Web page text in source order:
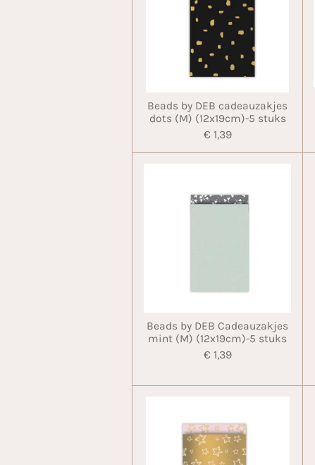
Beads by DEB cadeauzakjes
dots (M) (12x19cm)-5 stuks
€ 1,39
Beads by DEB Cadeauzakjes
mint (M) (12x19cm)-5 stuks
€ 1,39